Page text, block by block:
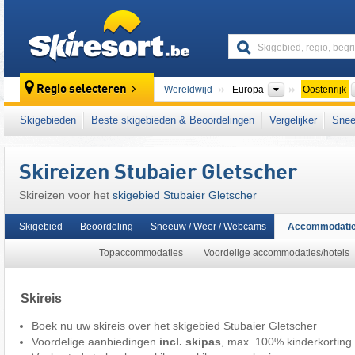
Regio selecteren Wereldwijd Europa Continenten
Oostenrijk
Dit skigebied ligt ook in: 5 Tiroolse gletsjers
Tiroler Alpen centrale
oostelijk deel van de Alpen, Alpen, West-
Skigebieden Beste skigebieden & Beoordelingen Vergelijker
Skireizen Stubaier Gletscher
Skireizen voor het skigebied Stubaier Gletscher
Skigebied Beoordeling Sneeuw / Weer / Webcams
Topaccommodaties Voordelige accommodaties/hotels
Skireis
Boek nu uw skireis over het skigebied Stubaier Gletscher
Voordelige aanbiedingen incl. skipas , max. 100% kinderkorting